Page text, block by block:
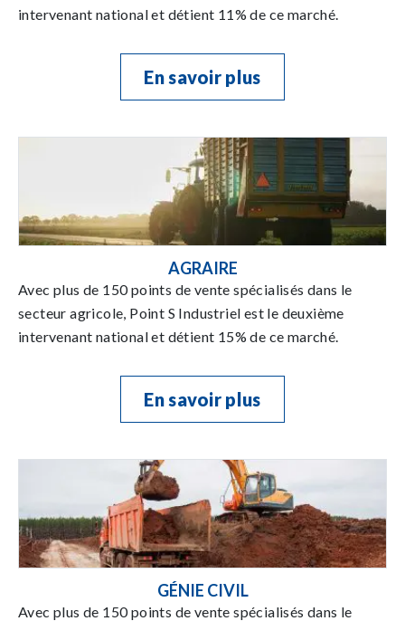
intervenant national et détient 11% de ce marché.
En savoir plus
AGRAIRE
Avec plus de 150 points de vente spécialisés dans le
secteur agricole, Point S Industriel est le deuxième
intervenant national et détient 15% de ce marché.
En savoir plus
GÉNIE CIVIL
Avec plus de 150 points de vente spécialisés dans le